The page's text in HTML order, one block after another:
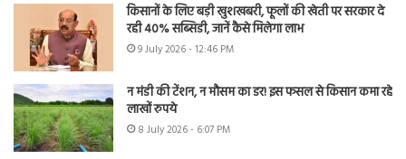
किसानों के लिए बड़ी खुशखबरी, फूलों की खेती पर सरकार दे
रही 40% सब्सिडी, जानें कैसे मिलेगा लाभ
9 July 2026 - 12:46 PM
न मंडी की टेंशन, न मौसम का डर! इस फसल से किसान कमा रहे
लाखों रुपये
8 July 2026 - 6:07 PM